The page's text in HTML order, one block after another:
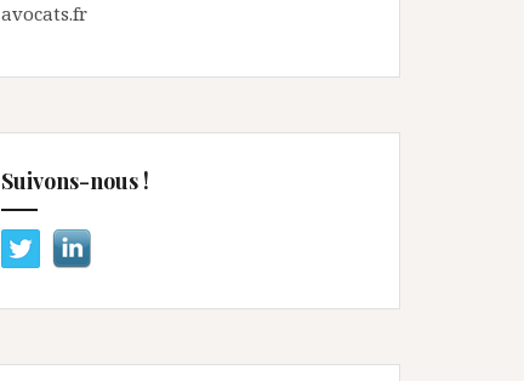
avocats.fr
Suivons-nous !